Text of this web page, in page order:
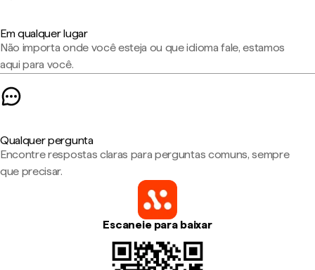
Em qualquer lugar
Não importa onde você esteja ou que idioma fale, estamos
aqui para você.
Qualquer pergunta
Encontre respostas claras para perguntas comuns, sempre
que precisar.
Escaneie para baixar